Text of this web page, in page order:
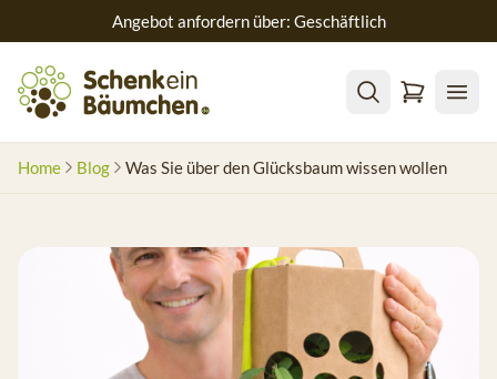
Angebot anfordern über: Geschäftlich
Home Blog Was Sie über den Glücksbaum wissen wollen